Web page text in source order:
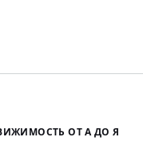
ОТ А ДО Я